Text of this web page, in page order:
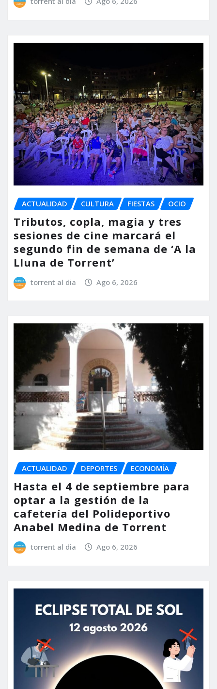
ACTUALIDAD CULTURA FIESTAS OCIO
Tributos, copla, magia y tres
sesiones de cine marcará el
segundo fin de semana de ‘A la
Lluna de Torrent’
torrent al dia Ago 6, 2026
ACTUALIDAD DEPORTES ECONOMÍA
Hasta el 4 de septiembre para
optar a la gestión de la
cafetería del Polideportivo
Anabel Medina de Torrent
torrent al dia Ago 6, 2026